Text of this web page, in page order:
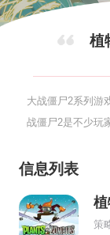
植
植物大战僵尸2
大战僵尸2系列游
战僵尸2是不少玩
后的版本进行汇总
信息列表
石
策